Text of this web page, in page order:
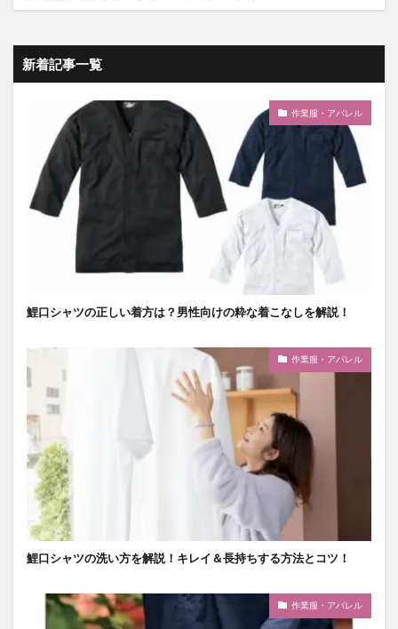
新着記事一覧
作業服・アパレル
鯉口シャツの正しい着方は？男性向けの粋な着こなしを解説！
作業服・アパレル
鯉口シャツの洗い方を解説！キレイ＆長持ちする方法とコツ！
作業服・アパレル